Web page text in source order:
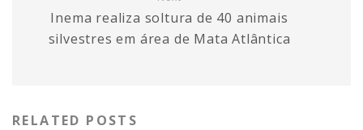
Inema realiza soltura de 40 animais
silvestres em área de Mata Atlântica
RELATED POSTS